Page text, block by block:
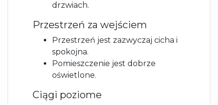
drzwiach.
Przestrzeń za wejściem
Przestrzeń jest zazwyczaj cicha i
spokojna.
Pomieszczenie jest dobrze
oświetlone.
Ciągi poziome